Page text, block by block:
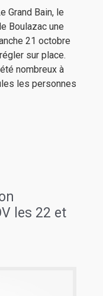
Grand Bain, le
Boulazac une
21 octobre
sur place.
nombreux à
les personnes
les 22 et